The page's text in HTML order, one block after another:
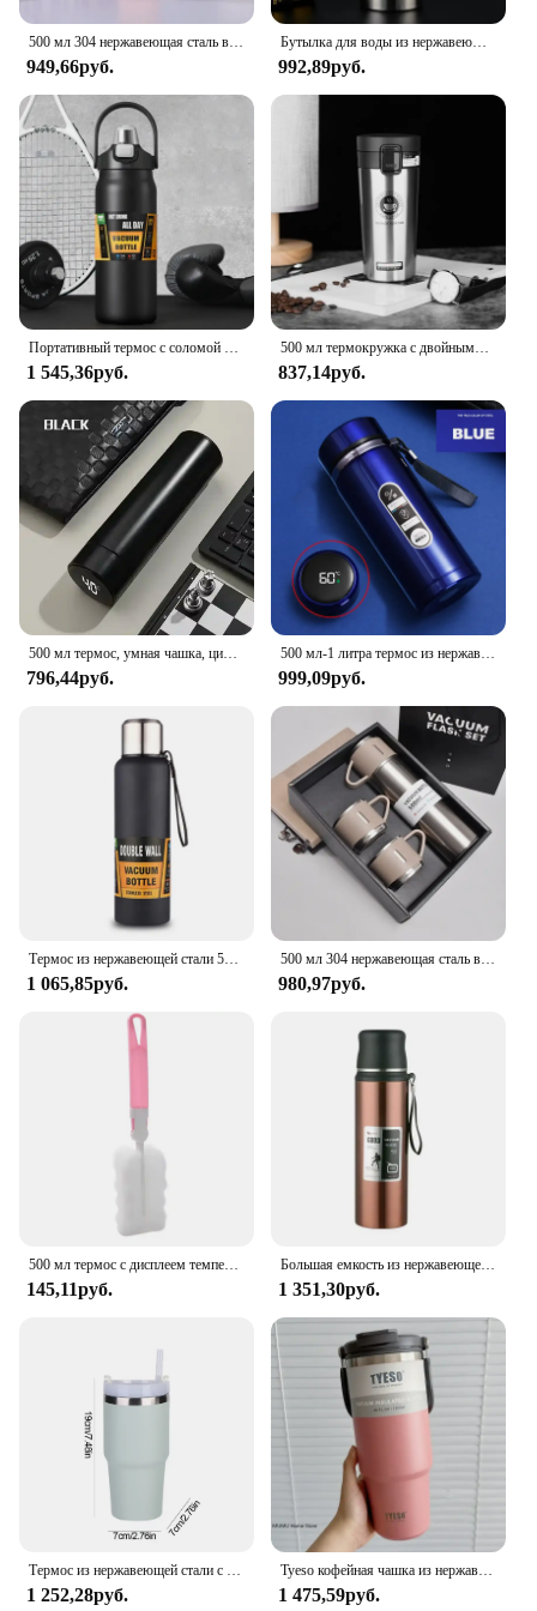
500 мл 304 нержавеющая сталь вакуумная Изолированная бутылка подарочный набор офисный деловой стиль кофейная кружка термос бутылка портативная фляжка графин
949,66руб.
Бутылка для воды из нержавеющей стали с двойными стенками, термос, сохраняет горячую и холодную изоляцию, термос для спорта
992,89руб.
Портативный термос с соломой для спорта на открытом воздухе, термокружка из нержавеющей стали 304, стакан для путешествий, уличные термосы, бутылка с горячей водой
1 545,36руб.
500 мл термокружка с двойными стенками из нержавеющей стали 304, кофейная чашка, термос, бутылка для воды, чай, кофе, герметичная кружка-термос
837,14руб.
796,44руб.
500 мл-1 литра термос из нержавеющей стали со светодиодным дисплеем температуры Sus304 бутылка для чая и воды термос портативные чашки
999,09руб.
1 065,85руб.
500 мл 304 нержавеющая сталь вакуумная Изолированная бутылка подарочный набор офисный деловой стиль кофейная кружка термос бутылка портативная фляжка графин
980,97руб.
145,11руб.
Большая емкость из нержавеющей стали, бутылка для воды с крышкой, чашка, кофейная вакуумная фляжка, уличная дорожная Термокружка, Герметичный Термос, бутылка
1 351,30руб.
1 252,28руб.
Tyeso кофейная чашка из нержавеющей стали, холодная и горячая двухслойная изолированная чашка, стакан, термобутылка для воды, автомобильная дорожная кружка, термос
1 475,59руб.